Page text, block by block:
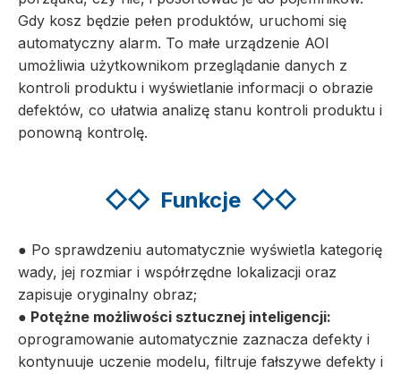
Gdy kosz będzie pełen produktów, uruchomi się
automatyczny alarm. To małe urządzenie AOI
umożliwia użytkownikom przeglądanie danych z
kontroli produktu i wyświetlanie informacji o obrazie
defektów, co ułatwia analizę stanu kontroli produktu i
ponowną kontrolę.
◇◇ Funkcje ◇◇
● Po sprawdzeniu automatycznie wyświetla kategorię
wady, jej rozmiar i współrzędne lokalizacji oraz
zapisuje oryginalny obraz;
● Potężne możliwości sztucznej inteligencji:
oprogramowanie automatycznie zaznacza defekty i
kontynuuje uczenie modelu, filtruje fałszywe defekty i